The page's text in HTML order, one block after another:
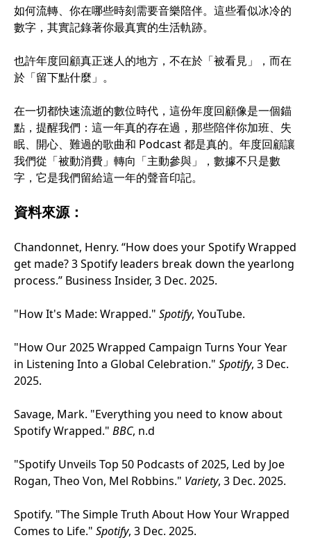
如何流轉、你在哪些時刻需要音樂陪伴。這些看似冰冷的
數字，其實記錄著你最真實的生活軌跡。
也許年度回顧真正迷人的地方，不在於「被看見」，而在
於「留下點什麼」。
在一切都快速流逝的數位時代，這份年度回顧像是一個錨
點，提醒我們：這一年真的存在過，那些陪伴你加班、失
眠、開心、難過的歌曲和 Podcast 都是真的。年度回顧讓
我們從「被動消費」轉向「主動參與」，數據不只是數
字，它是我們留給這一年的聲音印記。
資料來源：
Chandonnet, Henry. “How does your Spotify Wrapped
get made? 3 Spotify leaders break down the yearlong
process.” Business Insider, 3 Dec. 2025.
"How It's Made: Wrapped." Spotify, YouTube.
"How Our 2025 Wrapped Campaign Turns Your Year
in Listening Into a Global Celebration." Spotify, 3 Dec.
2025.
Savage, Mark. "Everything you need to know about
Spotify Wrapped." BBC, n.d
"Spotify Unveils Top 50 Podcasts of 2025, Led by Joe
Rogan, Theo Von, Mel Robbins." Variety, 3 Dec. 2025.
Spotify. "The Simple Truth About How Your Wrapped
Comes to Life." Spotify, 3 Dec. 2025.